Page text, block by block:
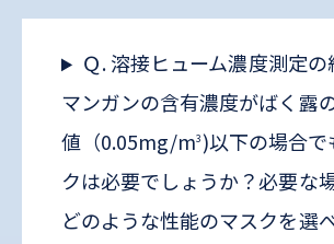
Ｑ. 溶接ヒューム濃度測定の
マンガンの含有濃度がばく露
値（0.05mg/m3 )以下の場合で
クは必要でしょうか？必要な場
どのような性能のマスクを選